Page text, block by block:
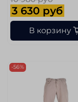
3 630 руб
В корзину
-56%